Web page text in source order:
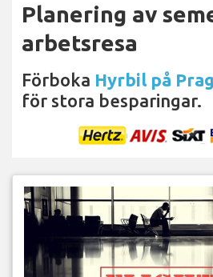
Planering av
arbetsresa
Förboka Hyrbil på
för stora besparingar.